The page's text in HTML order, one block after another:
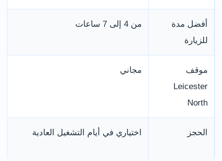
أفضل مدة
للزيارة
من 4 إلى 7 ساعات
موقف
Leicester
North
مجاني
الحجز اختياري في أيام التشغيل العادية